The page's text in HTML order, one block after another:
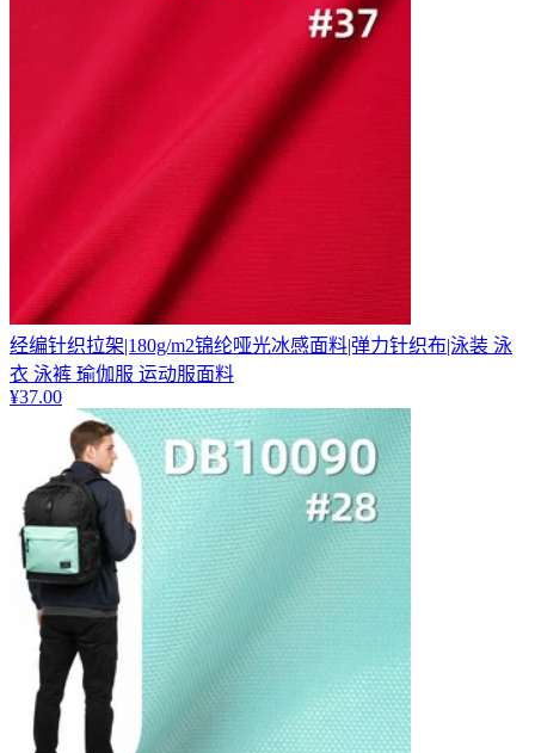
经编针织拉架|180g/m2锦纶哑光冰感面料|弹力针织布|泳装 泳
衣 泳裤 瑜伽服 运动服面料
¥37.00